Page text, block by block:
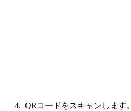
4. QRコードをスキャンします。